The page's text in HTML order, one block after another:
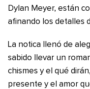
Dylan Meyer, están
afinando los detalles
La notica llenó de
sabido llevar un
chismes y el qué
presente y el amor